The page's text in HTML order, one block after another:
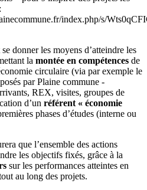
index.php/s/
donner les moyens d’atteindre les
la montée en compétences de
circulaire (via par exemple le
par Plaine commune -
REX, visites, groupes de
d’un référent « économie
phases d’études (interne ou
que l’ensemble des actions
les objectifs fixés, grâce à la
sur les performances atteintes en
au long des projets.